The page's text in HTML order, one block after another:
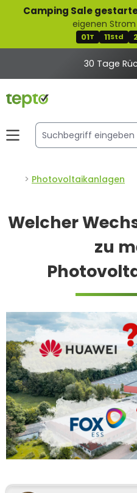
springen
Camping Sale
eigenen
01T 11Std
30 Tage
Photovoltaikanlagen
Welcher
zu